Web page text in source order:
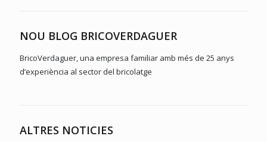
NOU BLOG BRICOVERDAGUER
BricoVerdaguer, una empresa familiar amb més de 25 anys
d’experiència al sector del bricolatge
ALTRES NOTICIES